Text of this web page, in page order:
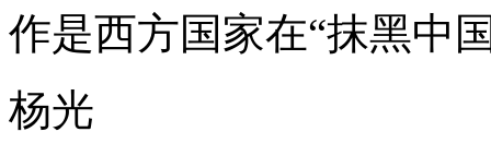
作是西方国家在“抹黑中
杨光